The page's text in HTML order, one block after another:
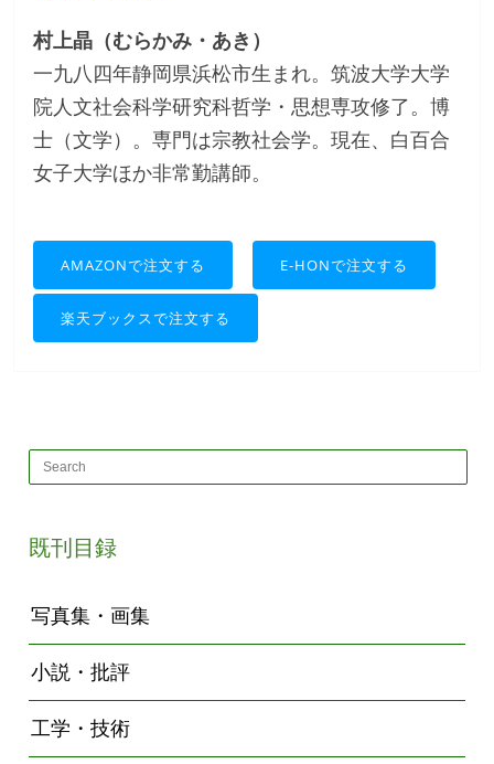
村上晶（むらかみ・あき）
一九八四年静岡県浜松市生まれ。筑波大学大学
院人文社会科学研究科哲学・思想専攻修了。博
士（文学）。専門は宗教社会学。現在、白百合
女子大学ほか非常勤講師。
AMAZONで注文する E-HONで注文する
楽天ブックスで注文する
既刊目録
写真集・画集
小説・批評
工学・技術